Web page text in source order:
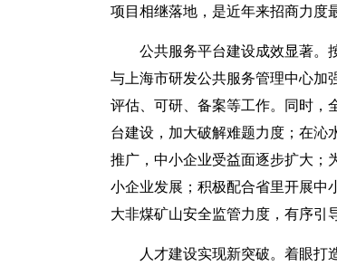
项目相继落地，是近年来招商力度
公共服务平台建设成效显著。
与上海市研发公共服务管理中心加
评估、可研、备案等工作。同时，
台建设，加大破解难题力度；在沁
推广，中小企业受益面逐步扩大；
小企业发展；积极配合省里开展中
大非煤矿山安全监管力度，有序引
人才建设实现新突破。着眼打